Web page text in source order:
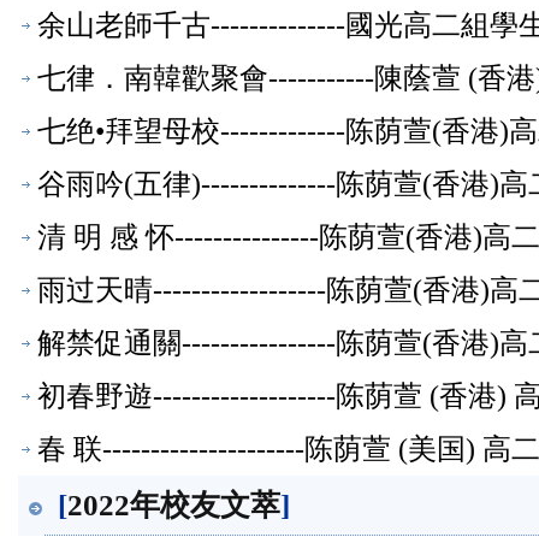
余山老師千古--------------國光高二組學
七律．南韓歡聚會-----------陳蔭萱 (香
七绝•拜望母校-------------陈荫萱(香港)
谷雨吟(五律)--------------陈荫萱(香港)高
清 明 感 怀---------------陈荫萱(香港)高
雨过天晴------------------陈荫萱(香港)高
解禁促通關----------------陈荫萱(香港)高
初春野遊-------------------陈荫萱 (香港)
春 联---------------------陈荫萱 (美国) 高
[2022年校友文萃]